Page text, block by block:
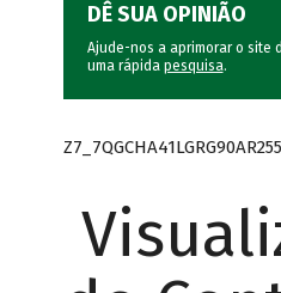
DÊ SUA OPINIÃO
Ajude-nos a aprimorar o site
uma rápida pesquisa.